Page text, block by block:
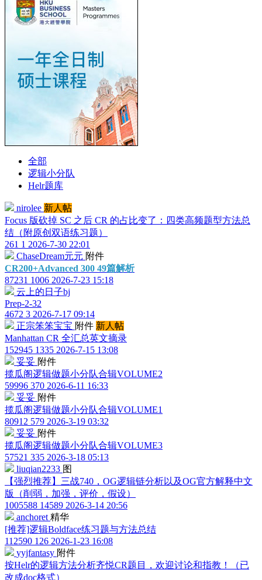
全部
逻辑小分队
Helr题库
nirolee 新人帖
Focus 版砍掉 SC 之后 CR 的占比变了：四类高频题型方法总
结（附原创双语练习题）
261 1 2026-7-30 22:01
ChaseDream元元 附件
CR200+Advanced 300 49篇解析
87231 1006 2026-7-23 15:18
云上的日子bj
Prep-2-32
4672 3 2026-7-17 09:14
正宗笨笨宝宝 附件 新人帖
Manhattan CR 全汇总英文摘录
152945 1335 2026-7-15 13:08
妥妥 附件
揽瓜阁逻辑做题小分队合辑VOLUME2
59996 370 2026-6-11 16:33
妥妥 附件
揽瓜阁逻辑做题小分队合辑VOLUME1
80912 579 2026-3-19 03:32
妥妥 附件
揽瓜阁逻辑做题小分队合辑VOLUME3
57521 335 2026-3-18 05:13
liuqian2233 图
【强烈推荐】三战740，OG逻辑链分析以及OG官方解释中文
版（削弱，加强，评价，假设）
1005588 14589 2026-3-14 20:56
anchoret 精华
[推荐]逻辑Boldface练习题与方法总结
112590 126 2026-1-23 16:08
yyjfantasy 附件
按Helr的逻辑方法分析齐悦CR题目，欢迎讨论和指教！（已
改成doc格式）